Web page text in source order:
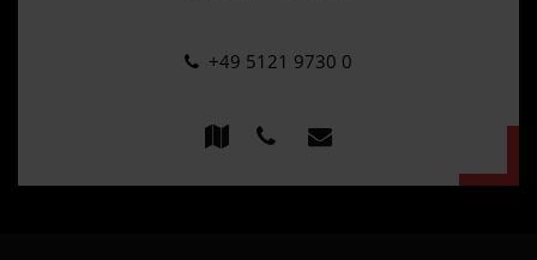
+49 5121 9730 0